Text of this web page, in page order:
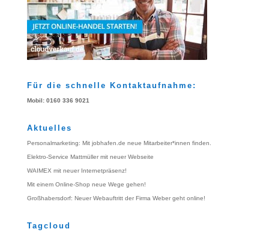
Für die schnelle Kontaktaufnahme:
Mobil: 0160 336 9021
Aktuelles
Personalmarketing: Mit jobhafen.de neue Mitarbeiter*innen finden.
Elektro-Service Mattmüller mit neuer Webseite
WAIMEX mit neuer Internetpräsenz!
Mit einem Online-Shop neue Wege gehen!
Großhabersdorf: Neuer Webauftritt der Firma Weber geht online!
Tagcloud